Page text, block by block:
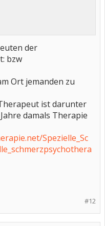
der
bzw
Ort jemanden zu
ist darunter
damals Therapie
Spezielle_Sc
#12